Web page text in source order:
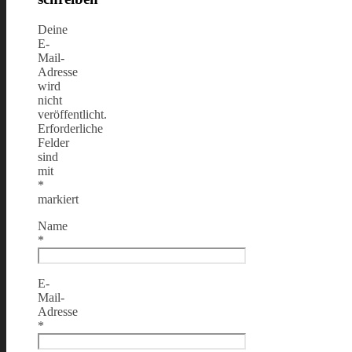
Deine
E-
Mail-
Adresse
wird
nicht
veröffentlicht.
Erforderliche
Felder
sind
mit
*
markiert
Name
*
E-
Mail-
Adresse
*